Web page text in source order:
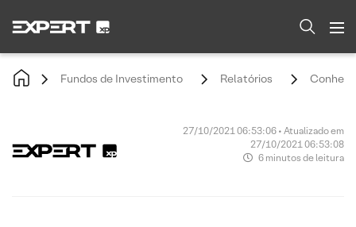
Fundos de Investimento Relatórios
27/10/2021 06:53:06 • Atualizado em
27/10/2021 06:53:08
6 minutos de leitura